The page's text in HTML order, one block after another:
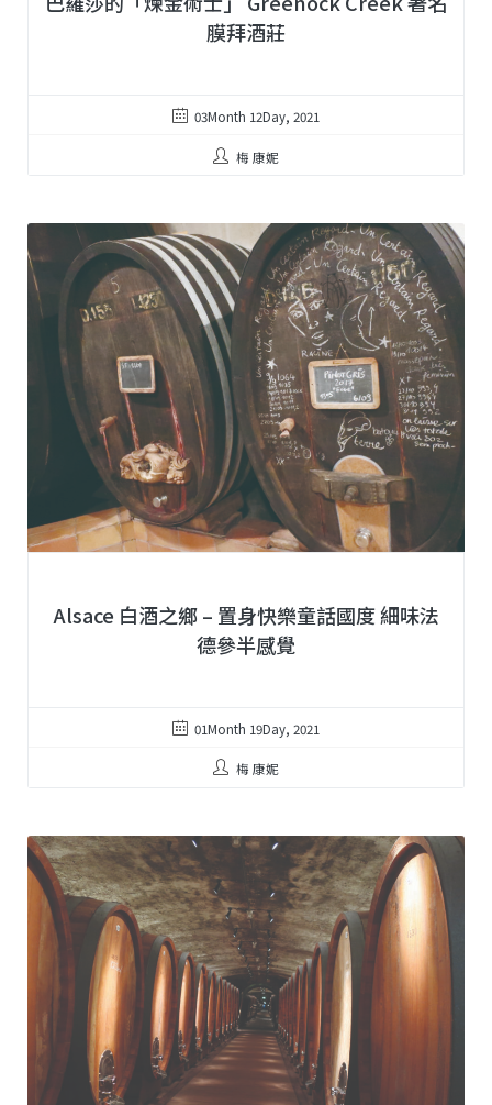
膜拜酒莊
03Month 12Day, 2021
梅 康妮
Alsace 白酒之鄉 – 置身快樂童話國度 細味法
德參半感覺
01Month 19Day, 2021
梅 康妮